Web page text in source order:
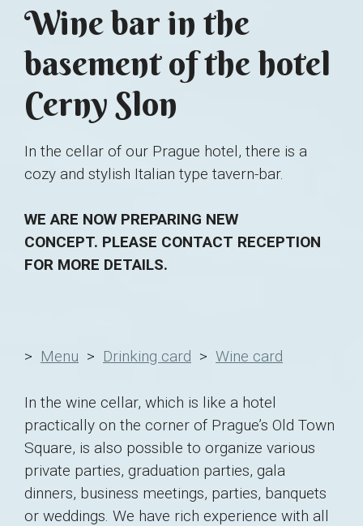
Wine bar in the
basement of the hotel
Cerny Slon
In the cellar of our Prague hotel, there is a
cozy and stylish Italian type tavern-bar.
WE ARE NOW PREPARING NEW
CONCEPT. PLEASE CONTACT RECEPTION
FOR MORE DETAILS.
> Menu > Drinking card > Wine card
In the wine cellar, which is like a hotel
practically on the corner of Prague’s Old Town
Square, is also possible to organize various
private parties, graduation parties, gala
dinners, business meetings, parties, banquets
or weddings. We have rich experience with all